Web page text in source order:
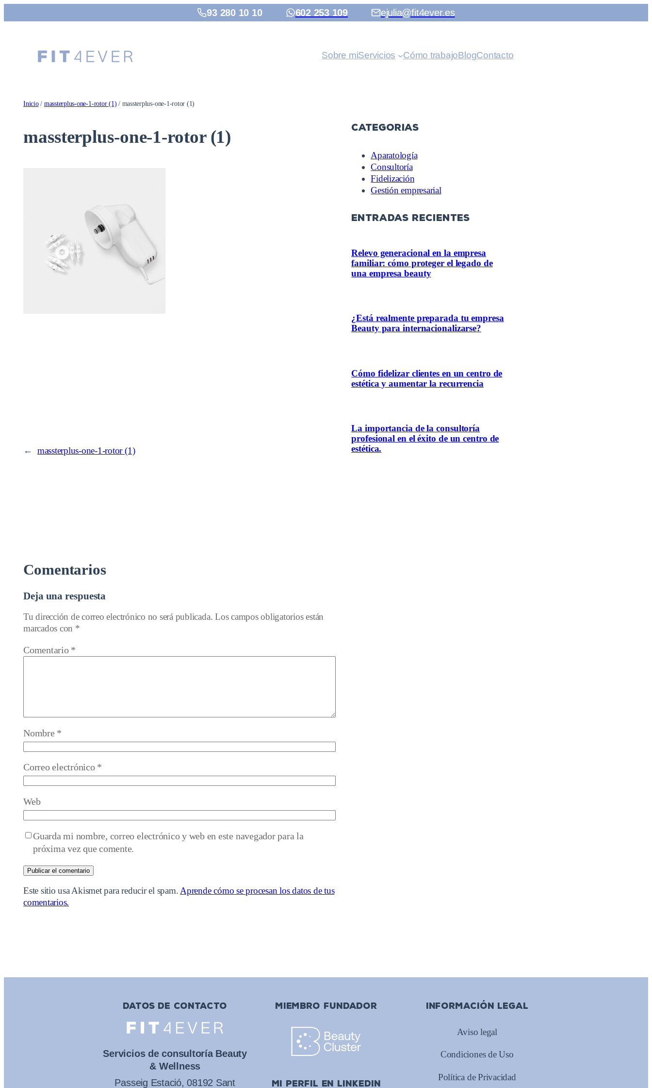
al
93 280 10 10 602 253 109 ejulia@fit4ever.es
Sobre miServicios Cómo trabajoBlogContacto
Inicio/ massterplus-one-1-rotor (1) / massterplus-one-1-rotor (1)
massterplus-one-1-rotor (1)
← massterplus-one-1-rotor (1)
Comentarios
Deja una respuesta
Tu dirección de correo electrónico no será publicada. Los campos obligatorios están
marcados con *
Comentario *
Nombre *
Correo electrónico *
Web
Guarda mi nombre, correo electrónico y web en este navegador para la
próxima vez que comente.
Este sitio usa Akismet para reducir el spam. Aprende cómo se procesan los datos de tus
comentarios.
Categorias
Aparatología
Consultoría
Fidelización
Gestión empresarial
entradas recientes
Relevo generacional en la empresa
familiar: cómo proteger el legado de
una empresa beauty
¿Está realmente preparada tu empresa
Beauty para internacionalizarse?
Cómo fidelizar clientes en un centro de
estética y aumentar la recurrencia
La importancia de la consultoría
profesional en el éxito de un centro de
estética.
DATOS DE CONTACTO
Servicios de consultoría Beauty
& Wellness
Passeig Estació, 08192 Sant
MIEMBRO FUNDADOR
mi perfil en linkedin
INFORMACIÓN LEGAL
Aviso legal
Condiciones de Uso
Política de Privacidad